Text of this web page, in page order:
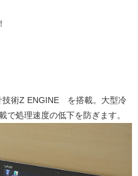
技術Z ENGINE™を搭載。大型冷
で処理速度の低下を防ぎます。